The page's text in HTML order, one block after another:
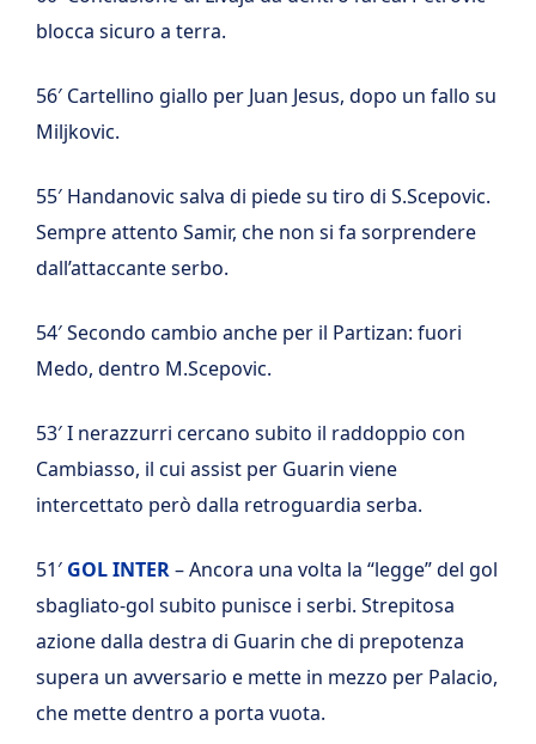
blocca sicuro a terra.
56′ Cartellino giallo per Juan Jesus, dopo un fallo su
Miljkovic.
55′ Handanovic salva di piede su tiro di S.Scepovic.
Sempre attento Samir, che non si fa sorprendere
dall’attaccante serbo.
54′ Secondo cambio anche per il Partizan: fuori
Medo, dentro M.Scepovic.
53′ I nerazzurri cercano subito il raddoppio con
Cambiasso, il cui assist per Guarin viene
intercettato però dalla retroguardia serba.
51′ GOL INTER– Ancora una volta la “legge” del gol
sbagliato-gol subito punisce i serbi. Strepitosa
azione dalla destra di Guarin che di prepotenza
supera un avversario e mette in mezzo per Palacio,
che mette dentro a porta vuota.